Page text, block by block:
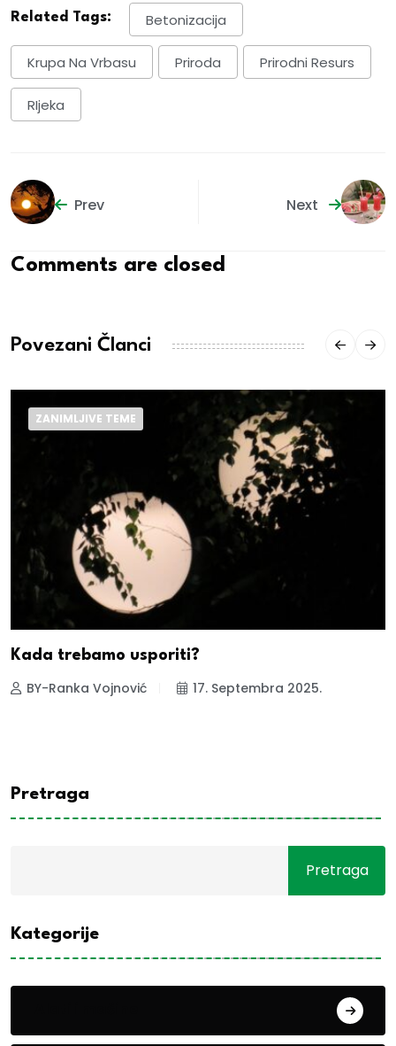
Related Tags: Betonizacija
Krupa Na Vrbasu Priroda Prirodni Resurs
RIjeka
Prev Next
Comments are closed
Povezani Članci
ZANIMLJIVE TEME
Kada trebamo usporiti?
BY-Ranka Vojnović 17. Septembra 2025.
Pretraga
Pretraga
Kategorije